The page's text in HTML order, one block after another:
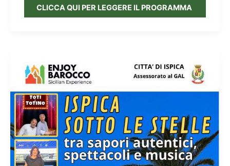
CLICCA QUI PER LEGGERE IL PROGRAMMA